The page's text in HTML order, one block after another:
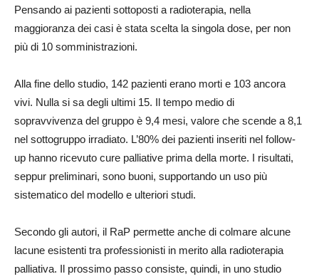
Pensando ai pazienti sottoposti a radioterapia, nella
maggioranza dei casi è stata scelta la singola dose, per non
più di 10 somministrazioni.
Alla fine dello studio, 142 pazienti erano morti e 103 ancora
vivi. Nulla si sa degli ultimi 15. Il tempo medio di
sopravvivenza del gruppo è 9,4 mesi, valore che scende a 8,1
nel sottogruppo irradiato. L’80% dei pazienti inseriti nel follow-
up hanno ricevuto cure palliative prima della morte. I risultati,
seppur preliminari, sono buoni, supportando un uso più
sistematico del modello e ulteriori studi.
Secondo gli autori, il RaP permette anche di colmare alcune
lacune esistenti tra professionisti in merito alla radioterapia
palliativa. Il prossimo passo consiste, quindi, in uno studio